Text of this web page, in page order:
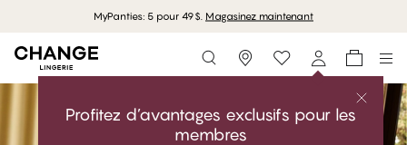
Livraison gratuite à partir de 95 CAD
Storefinder
Profitez d’avantages exclusifs pour les
membres